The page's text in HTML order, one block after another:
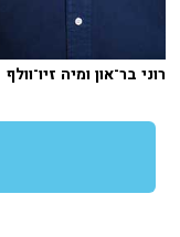
רוני בר־און ומיה זיו־וולף